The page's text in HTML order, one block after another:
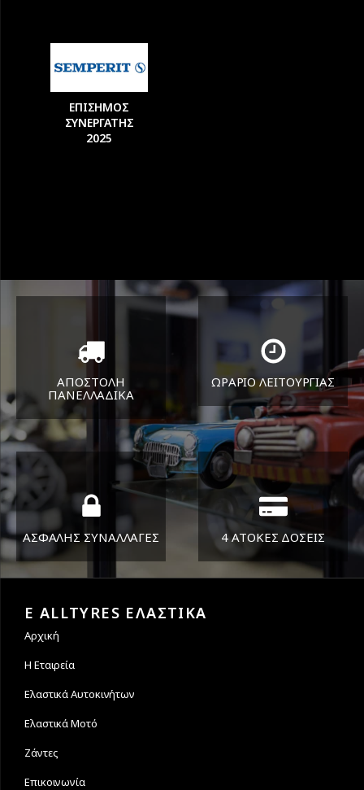
ΕΠΙΣΗΜΟΣ
ΣΥΝΕΡΓΑΤΗΣ
2025
ΑΠΟΣΤΟΛΗ
ΠΑΝΕΛΛΑΔΙΚA
Όπου και αν είστε θα σας
στείλουμε τα ελαστικά σας
ΩΡΑΡΙΟ ΛΕΙΤΟΥΡΓΙΑΣ
ΔΕΥ-ΠΑΡ 8:30-17:30
ΣΑΒ 8:30-13:30
ΑΣΦΑΛΗΣ ΣΥΝΑΛΛΑΓΕΣ 4 ΑΤΟΚΕΣ ΔΟΣΕΙΣ
E ALLTYRES ΕΛΑΣΤΙΚΑ
Αρχική
Η Εταιρεία
Ελαστικά Αυτοκινήτων
Ελαστικά Μοτό
Ζάντες
Επικοινωνία